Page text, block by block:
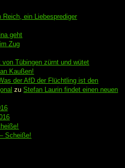
Reich, ein Liebesprediger
geht
Zug
von Tübingen zürnt und wütet
Kaußen!
der AfD der Flüchtling ist den
zuStefan Laurin findet einen neuen
Scheiße!